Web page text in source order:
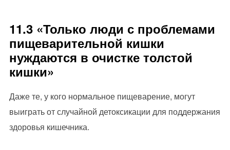
11.3 «Только люди с проблемами
пищеварительной кишки
нуждаются в очистке толстой
кишки»
Даже те, у кого нормальное пищеварение, могут
выиграть от случайной детоксикации для поддержания
здоровья кишечника.